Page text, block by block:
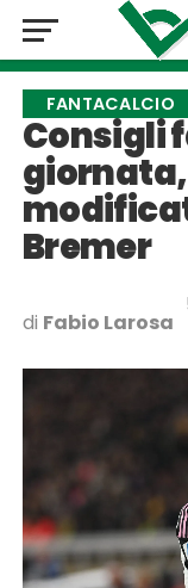
FANTACALCIO
Consigli
giornata,
Bremer
di Fabio Larosa